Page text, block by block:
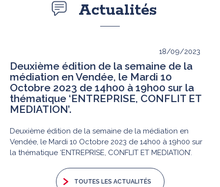
Actualités
18/09/2023
Deuxième édition de la semaine de la
médiation en Vendée, le Mardi 10
Octobre 2023 de 14h00 à 19h00 sur la
thématique ‘ENTREPRISE, CONFLIT ET
MEDIATION’.
Deuxième édition de la semaine de la médiation en
Vendée, le Mardi 10 Octobre 2023 de 14h00 à 19h00 sur
la thématique ‘ENTREPRISE, CONFLIT ET MEDIATION’.
TOUTES LES ACTUALITÉS